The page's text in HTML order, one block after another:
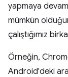
yapmaya
mümkün
çalıştığımız
Örneğin,
Android'deki